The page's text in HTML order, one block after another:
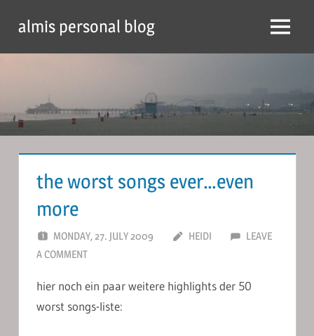
content
almis personal blog Menu
the worst songs ever…even
more
MONDAY, 27. JULY 2009 HEIDI
LEAVE
A COMMENT
hier noch ein paar weitere highlights der 50
worst songs-liste: